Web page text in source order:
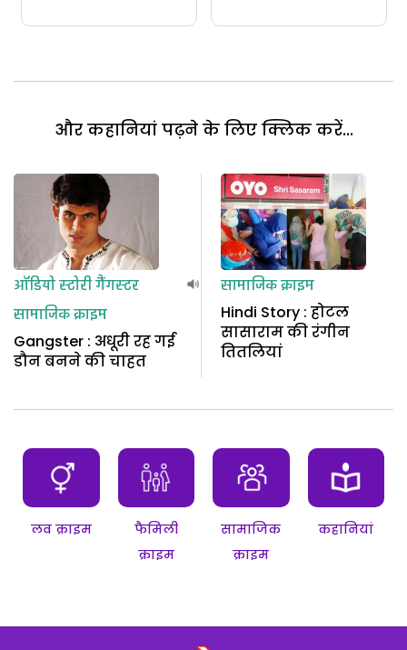
और कहानियां पढ़ने के लिए क्लिक करें...
ऑडियो स्टोरीगैंगस्टर
सामाजिक क्राइम
Gangster : अधूरी रह गई
डौन बनने की चाहत
सामाजिक क्राइम
Hindi Story : होटल
सासाराम की रंगीन
तितलियां
लव क्राइम
फैमिली
क्राइम
सामाजिक
क्राइम
कहानियां